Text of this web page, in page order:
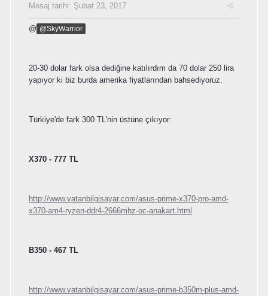
Mesaj tarihi: Şubat 23, 2017
@ @SkyWarrior
20-30 dolar fark olsa dediğine katılırdım da 70 dolar 250 lira
yapıyor ki biz burda amerika fiyatlarından bahsediyoruz.
Türkiye'de fark 300 TL'nin üstüne çıkıyor:
X370 - 777 TL
http://www.vatanbilgisayar.com/asus-prime-x370-pro-amd-
x370-am4-ryzen-ddr4-2666mhz-oc-anakart.html
B350 - 467 TL
http://www.vatanbilgisayar.com/asus-prime-b350m-plus-amd-